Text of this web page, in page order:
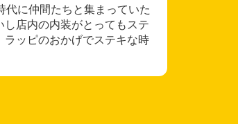
に仲間たちと集まっていた
店内の内装がとってもステ
ッピのおかげでステキな時